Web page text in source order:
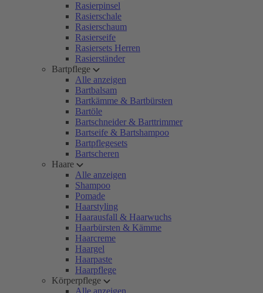
Rasierpinsel
Rasierschale
Rasierschaum
Rasierseife
Rasiersets Herren
Rasierständer
Bartpflege
Alle anzeigen
Bartbalsam
Bartkämme & Bartbürsten
Bartöle
Bartschneider & Barttrimmer
Bartseife & Bartshampoo
Bartpflegesets
Bartscheren
Haare
Alle anzeigen
Shampoo
Pomade
Haarstyling
Haarausfall & Haarwuchs
Haarbürsten & Kämme
Haarcreme
Haargel
Haarpaste
Haarpflege
Körperpflege
Alle anzeigen